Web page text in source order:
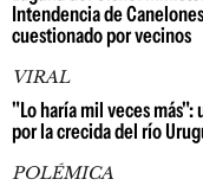
Intendencia de
cuestionado por vecinos
VIRAL
"Lo haría mil veces más":
por la crecida del río
POLÉMICA